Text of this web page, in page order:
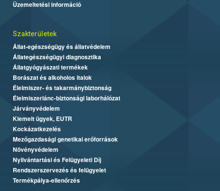
Üzemeltetési információ
Szakterületek
Állat-egészségügy és állatvédelem
Állategészségügyi diagnosztika
Állatgyógyászati termékek
Borászat és alkoholos italok
Élelmiszer- és takarmánybiztonság
Élelmiszerlánc-biztonsági laborhálózat
Járványvédelem
Kiemelt ügyek, EUTR
Kockázatkezelés
Mezőgazdasági genetikai erőforrások
Növényvédelem
Nyilvántartási és Felügyeleti Díj
Rendszerszervezés és felügyelet
Termékpálya-ellenőrzés